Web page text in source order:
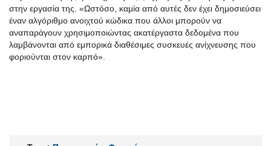
στην εργασία της. «Ωστόσο, καμία από αυτές δεν έχει δημοσιεύσει
έναν αλγόριθμο ανοιχτού κώδικα που άλλοι μπορούν να
αναπαράγουν χρησιμοποιώντας ακατέργαστα δεδομένα που
λαμβάνονται από εμπορικά διαθέσιμες συσκευές ανίχνευσης που
φοριούνται στον καρπό».